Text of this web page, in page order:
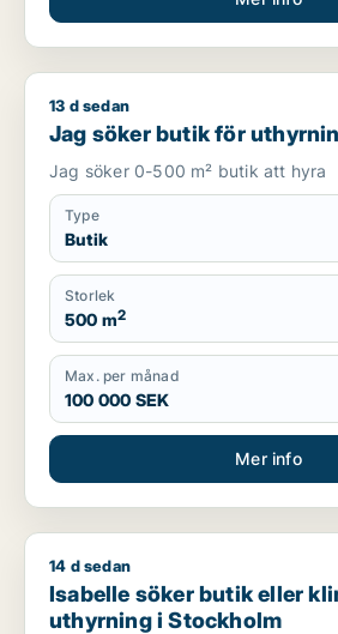
Jag söker butik för uthyrning i
13 d sedan
Jag söker butik för
Jag söker 0-500 m² butik att hyra
Type
Butik
Storlek
500 m2
Max. per månad
100 000 SEK
Mer info
Isabelle söker butik eller klinik för
14 d sedan
Isabelle söker butik eller
uthyrning i Stockholm